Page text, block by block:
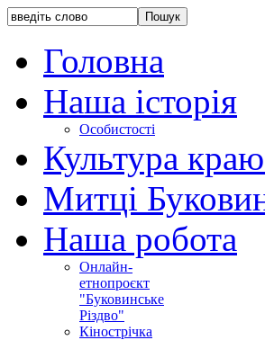
Головна
Наша історія
Особистості
Культура
Митці
Наша робота
Онлайн-
етнопроєкт
"Буковинське
Різдво"
Кінострічка